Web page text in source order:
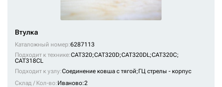
Втулка
Каталожный номер:6287113
Подходит к технике:CAT320;CAT320D;CAT320DL;CAT320C;
CAT318CL
Подходит к узлу:Соединение ковша с тягой;ГЦ стрелы - корпус
Склад / Кол-во:Иваново:2
1195229
1289863
1289864
1289882